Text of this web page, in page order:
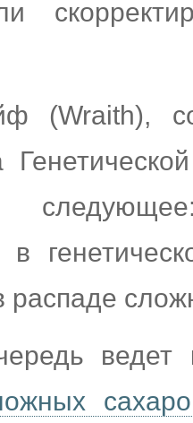
(Wraith),
распаде
ведет